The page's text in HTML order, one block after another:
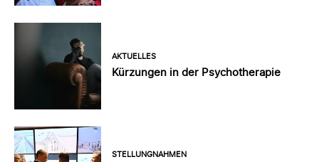
AKTUELLES
Kürzungen in der Psychotherapie
STELLUNGNAHMEN